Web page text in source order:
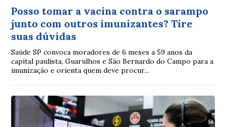
Posso tomar a vacina contra o sarampo
junto com outros imunizantes? Tire
suas dúvidas
Saúde SP convoca moradores de 6 meses a 59 anos da
capital paulista, Guarulhos e São Bernardo do Campo para a
imunização e orienta quem deve procur...